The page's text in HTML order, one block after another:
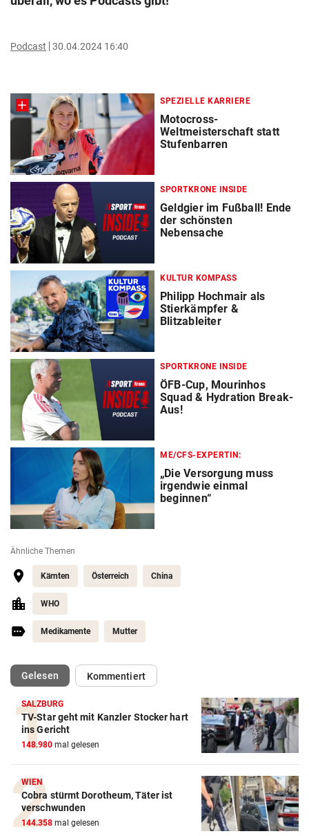
Podcast 30.04.2024 16:40
SPEZIELLE KARRIERE
Motocross-
Weltmeisterschaft statt
Stufenbarren
SPORTKRONE INSIDE
Geldgier im Fußball! Ende
der schönsten
Nebensache
KULTUR KOMPASS
Philipp Hochmair als
Stierkämpfer &
Blitzableiter
SPORTKRONE INSIDE
ÖFB-Cup, Mourinhos
Squad & Hydration Break-
Aus!
ME/CFS-EXPERTIN:
„Die Versorgung muss
irgendwie einmal
beginnen“
Ähnliche Themen
Kärnten Österreich China
WHO
Medikamente Mutter
Gelesen(ausgewählt)Kommentiert
SALZBURG
TV-Star geht mit Kanzler Stocker hart
ins Gericht
148.980 mal gelesen
WIEN
Cobra stürmt Dorotheum, Täter ist
verschwunden
144.358 mal gelesen